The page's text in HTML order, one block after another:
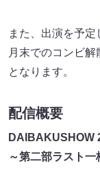
また、出演を予
月末でのコンビ
となります。
配信概要
DAIBAKUSHOW
～第二部ラスト